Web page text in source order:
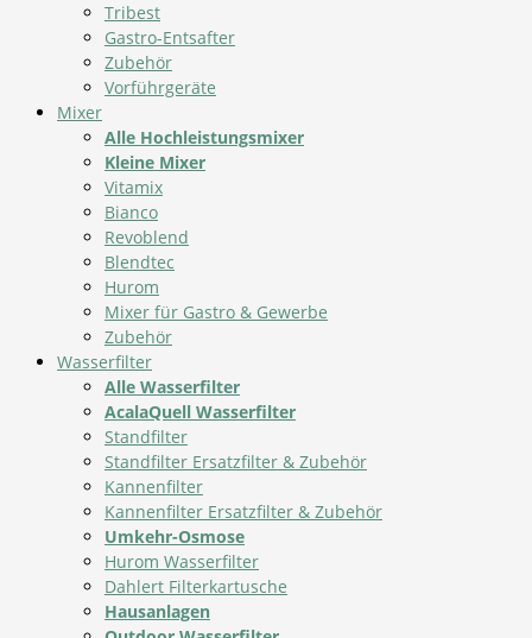
Tribest
Gastro-Entsafter
Zubehör
Vorführgeräte
Mixer
Alle Hochleistungsmixer
Kleine Mixer
Vitamix
Bianco
Revoblend
Blendtec
Hurom
Mixer für Gastro & Gewerbe
Zubehör
Wasserfilter
Alle Wasserfilter
AcalaQuell Wasserfilter
Standfilter
Standfilter Ersatzfilter & Zubehör
Kannenfilter
Kannenfilter Ersatzfilter & Zubehör
Umkehr-Osmose
Hurom Wasserfilter
Dahlert Filterkartusche
Hausanlagen